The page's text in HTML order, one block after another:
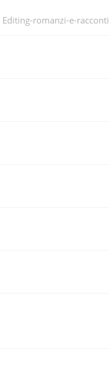
Editing-romanzi-e-racconti